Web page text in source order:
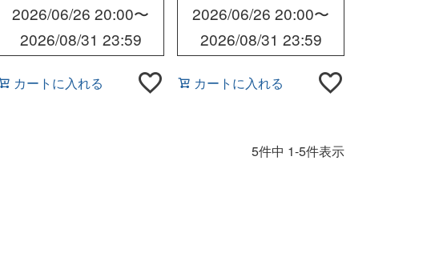
2026/06/26 20:00〜
2026/08/31 23:59
カートに入れる
2026/06/26 20:00〜
2026/08/31 23:59
カートに入れる
5件中 1-5件表示